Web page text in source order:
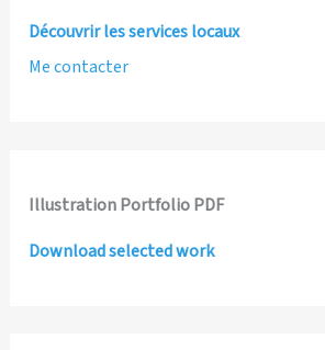
Découvrir les services locaux
Me contacter
Illustration Portfolio PDF
Download selected work